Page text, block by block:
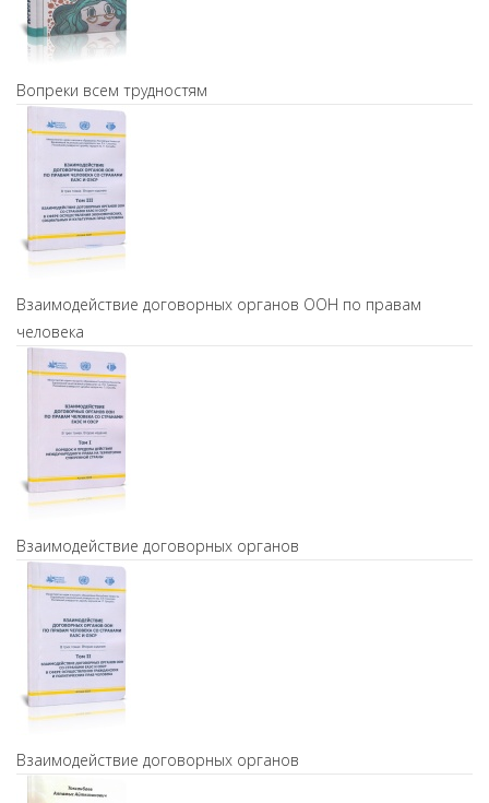
Вопреки всем трудностям
Взаимодействие договорных органов ООН по правам
человека
Взаимодействие договорных органов
Взаимодействие договорных органов